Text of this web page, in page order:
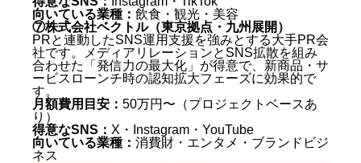
向いている業種： 飲食・観光・美容
⑦株式会社ベクトル（東京拠点・九州展開）
PRと連動したSNS運用支援を強みとする大手PR会
社です。メディアリレーションとSNS拡散を組み
合わせた「発信力の最大化」が得意で、新商品・サ
ービスローンチ時の認知拡大フェーズに効果的で
す。
月額費用目安： 50万円〜（プロジェクトベースあ
り）
得意なSNS： X・Instagram・YouTube
向いている業種： 消費財・エンタメ・ブランドビジ
ネス